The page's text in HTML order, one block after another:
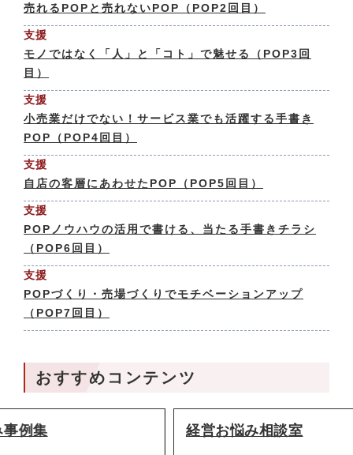
売れるPOPと売れないPOP（POP2回目）
支援
モノではなく「人」と「コト」で魅せる（POP3回
目）
支援
小売業だけでない！サービス業でも活躍する手書き
POP（POP4回目）
支援
自店の客層にあわせたPOP（POP5回目）
支援
POPノウハウの活用で書ける、当たる手書きチラシ
（POP6回目）
支援
POPづくり・売場づくりでモチベーションアップ
（POP7回目）
おすすめコンテンツ
経営お悩み相談室